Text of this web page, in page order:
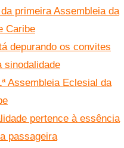
primeira Assembleia da
Caribe
depurando os convites
sinodalidade
Assembleia Eclesial da
pertence à essência
passageira